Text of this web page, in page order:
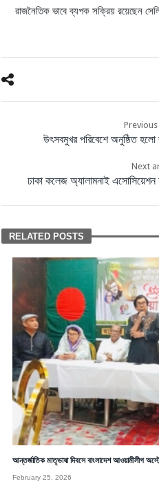
রাজনৈতিক ভাবে ব্যপক সক্রিয় রয়েছেন
উৎসবমুখর পরিবেশে অনুষ্ঠিত হলো
Next
ঢাকা কলেজ অ্যালামনাই এসোসিয়েশন
RELATED POSTS
আন্তর্জাতিক মাতৃভাষা দিবসে বাংলাদেশ আওয়ামীলীগ
February 25, 2026